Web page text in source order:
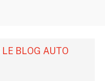
LE BLOG AUTO